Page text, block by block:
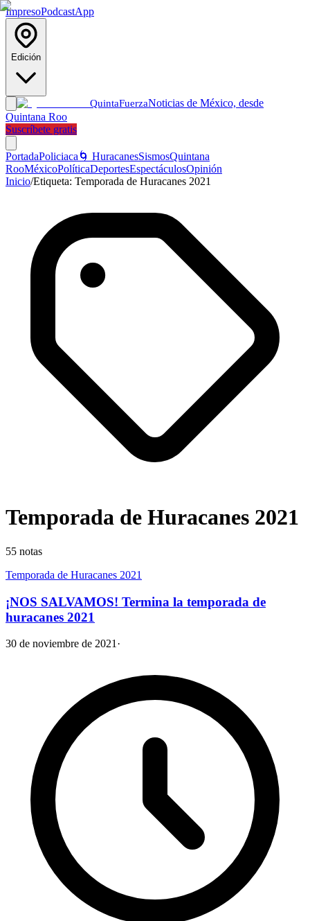
ImpresoPodcastApp
Edición
QuintaFuerzaNoticias de México, desde
Quintana Roo
Suscríbete gratis
PortadaPoliciaca 🌀 HuracanesSismosQuintana
RooMéxicoPolíticaDeportesEspectáculosOpinión
Inicio/Etiqueta: Temporada de Huracanes 2021
Temporada de Huracanes 2021
55 notas
Temporada de Huracanes 2021
¡NOS SALVAMOS! Termina la temporada de
huracanes 2021
30 de noviembre de 2021 ·